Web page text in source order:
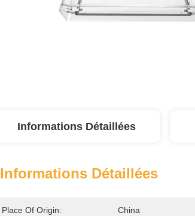
Informations Détaillées
Informations Détaillées
Place Of Origin: China